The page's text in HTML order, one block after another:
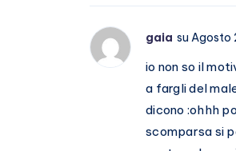
gaia su Agosto
io non so il
a fargli del
dicono :ohhh
scomparsa si